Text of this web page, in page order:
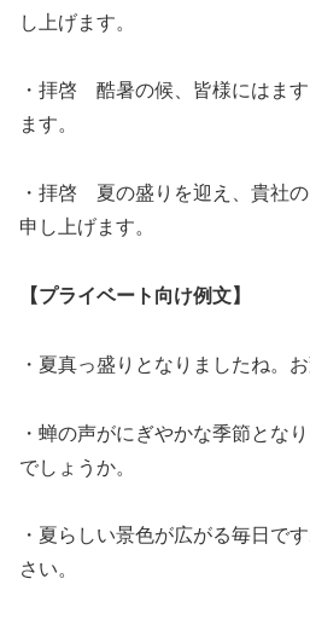
し上げます。
・拝啓 酷暑の候、皆様にはま
ます。
・拝啓 夏の盛りを迎え、貴社
申し上げます。
【プライベート向け例文】
・夏真っ盛りとなりましたね。
・蝉の声がにぎやかな季節とな
でしょうか。
・夏らしい景色が広がる毎日で
さい。